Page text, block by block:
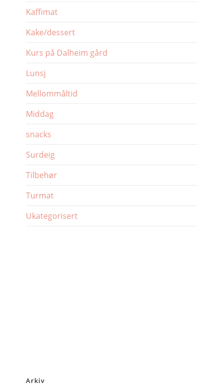
Kaffimat
Kake/dessert
Kurs på Dalheim gård
Lunsj
Mellommåltid
Middag
snacks
Surdeig
Tilbehør
Turmat
Ukategorisert
Arkiv